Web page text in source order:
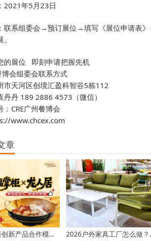
2021年5月23日
联系组委会→预订展位→填写《展位申请表
的展位 即刻申请把握先机
博会组委会联系方式
市天河区创境汇盈科智谷5栋112
丹丹 189 2886 4573（微信）
：CRE广州餐博会
www.chcex.com
章
中粮福掌柜创新产品合作模式，构建餐饮企业“成本与品质”新平衡 2026户外